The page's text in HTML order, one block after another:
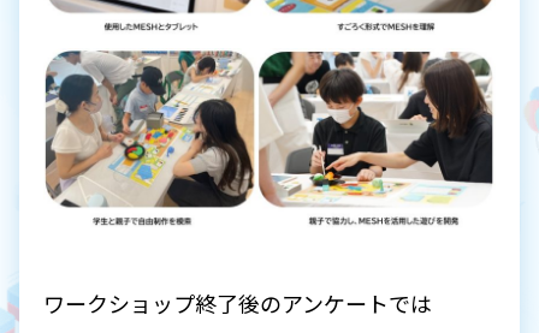
ワークショップ終了後のアンケートでは